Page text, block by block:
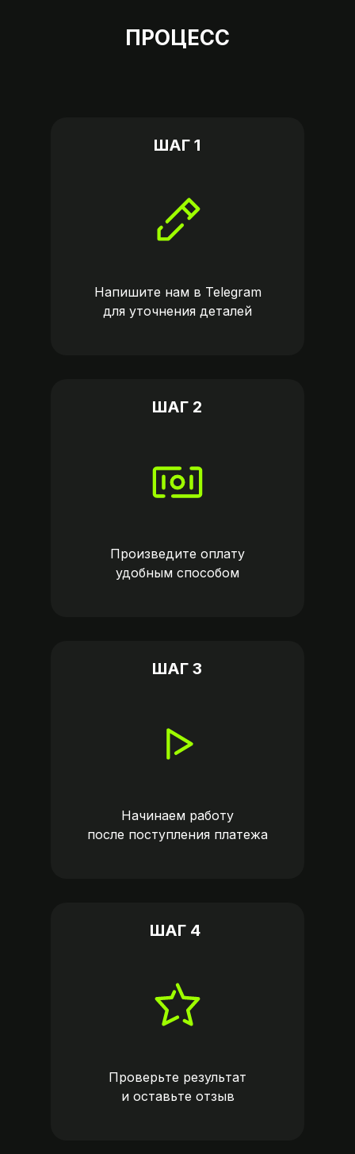
ПРОЦЕСС
ШАГ 1
Произведите оплату
удобным способом
Начинаем работу
после поступления платежа
Проверьте результат
и оставьте отзыв
Напишите нам в Telegram
для уточнения деталей
ШАГ 2
ШАГ 3
ШАГ 4